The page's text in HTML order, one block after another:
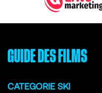
GUIDE DES FILMS
CATEGORIE SKI